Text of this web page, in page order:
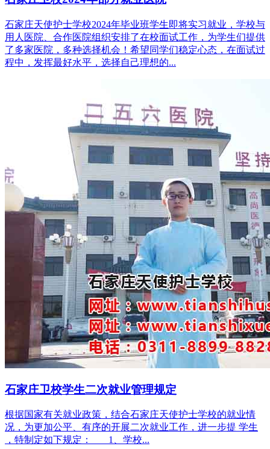
石家庄天使护士学校2024年毕业班学生即将实习就业，学校与
用人医院、合作医院组织安排了在校面试工作，为学生们提供
了多家医院，多种选择机会！希望同学们稳定心态，在面试过
程中，发挥最好水平，选择自己理想的...
石家庄卫校学生二次就业管理规定
根据国家有关就业政策，结合石家庄天使护士学校的就业情
况，为更加公平、有序的开展二次就业工作，进一步提 学生
，特制定如下规定： 1、学校...